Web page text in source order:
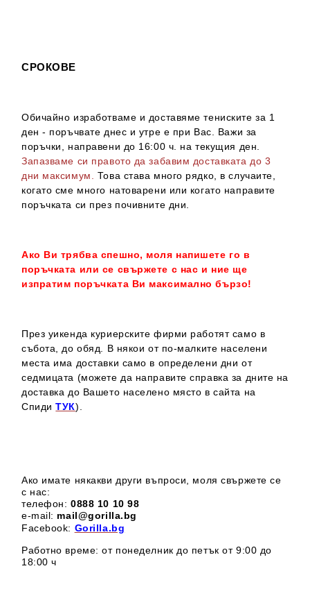
СРОКОВЕ
Обичайно изработваме и доставяме тениските за 1
ден - поръчвате днес и утре е при Вас. Важи за
поръчки, направени до 16:00 ч. на текущия ден.
Запазваме си правото да забавим доставката до 3
дни максимум.
Това става много рядко, в случаите,
когато сме много натоварени или когато направите
поръчката си през почивните дни.
Ако Ви трябва спешно, моля напишете го в
поръчката или се свържете с нас и ние ще
изпратим поръчката Ви максимално бързо!
През уикенда куриерските фирми работят само в
събота, до обяд. В някои от по-малките населени
места има доставки само в определени дни от
седмицата (можете да направите справка за дните на
доставка до Вашето населено място в сайта на
СпидиТУК).
Ако имате някакви други въпроси, моля свържете се
с нас:
телефон:0888 10 10 98
e-mail: mail@gorilla.bg
Facebook: Gorilla.bg
Работно време: от понеделник до петък от 9:00 до
18:00 ч